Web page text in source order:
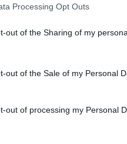
Processing Opt Outs
out of the Sharing of my
out of the Sale of my Personal
out of processing my Personal